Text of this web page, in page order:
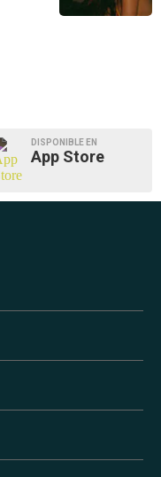
DISPONIBLE EN
App Store